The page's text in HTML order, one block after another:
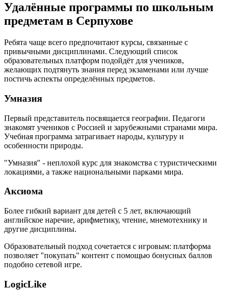
Удалённые программы по школьным
предметам в Серпухове
Ребята чаще всего предпочитают курсы, связанные с
привычными дисциплинами. Следующий список
образовательных платформ подойдёт для учеников,
желающих подтянуть знания перед экзаменами или лучше
постичь аспекты определённых предметов.
Умназия
Первый представитель посвящается географии. Педагоги
знакомят учеников с Россией и зарубежными странами мира.
Учебная программа затрагивает народы, культуру и
особенности природы.
"Умназия" - неплохой курс для знакомства с туристическими
локациями, а также национальными парками мира.
Аксиома
Более гибкий вариант для детей с 5 лет, включающий
английское наречие, арифметику, чтение, мнемотехнику и
другие дисциплины.
Образовательный подход сочетается с игровым: платформа
позволяет "покупать" контент с помощью бонусных баллов
подобно сетевой игре.
LogicLike